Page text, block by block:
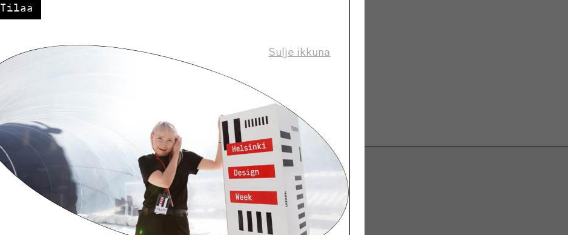
Helsinki Design Weekly.
Keskustelua, uutisia ja ilmiöitä muotoilusta ja
Tilaa
Sulje ikkuna